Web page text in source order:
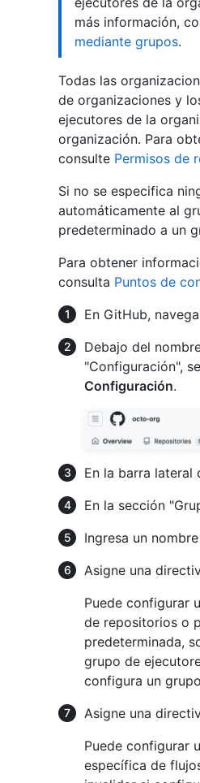
más información,
mediante grupos.
Todas las
de organizaciones y
ejecutores de la
organización. Para
consulte Permisos de
Si no se especifica
automáticamente al
predeterminado a un
Para obtener
consulta Puntos de
En GitHub,
Debajo del
"Configuración",
Configuración.
En la barra lateral
En la sección
Ingresa un
Asigne una
Puede configurar
de repositorios o
predeterminada,
grupo de
configura un
Asigne una
Puede configurar
específica de